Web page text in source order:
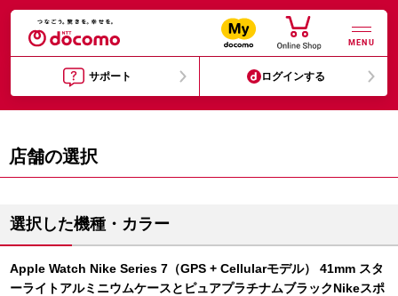
MENU
サポート ログインする
店舗の選択
選択した機種・カラー
Apple Watch Nike Series 7（GPS + Cellularモデル） 41mm スタ
ーライトアルミニウムケースとピュアプラチナムブラックNikeスポ